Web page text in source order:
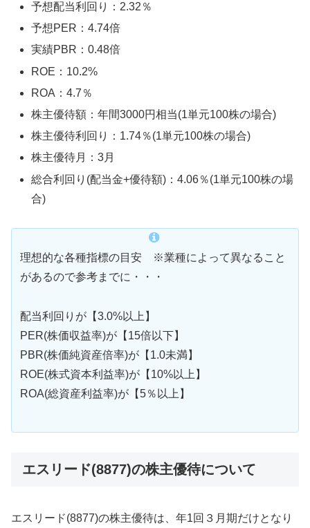
予想配当利回り：2.32％
予想PER：4.74倍
実績PBR：0.48倍
ROE：10.2%
ROA：4.7％
株主優待額：年間3000円相当(1単元100株の場合)
株主優待利回り：1.74％(1単元100株の場合)
株主優待月：3月
総合利回り(配当金+優待額)：4.06％(1単元100株の場
合)
理想的な各種指標の目安 ※業種によって異なること
があるので参考までに・・・
配当利回りが【3.0%以上】
PER(株価収益率)が【15倍以下】
PBR(株価純資産倍率)が【1.0未満】
ROE(株式資本利益率)が【10%以上】
ROA(総資産利益率)が【5％以上】
エスリード(8877)の株主優待について
エスリード(8877)の株主優待は、年1回３月期だけとなり